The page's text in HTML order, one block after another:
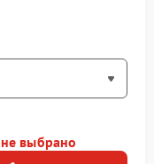
не выбрано